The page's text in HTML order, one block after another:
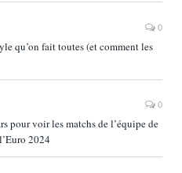
0
qu’on fait toutes (et comment les
0
pour voir les matchs de l’équipe de
2024